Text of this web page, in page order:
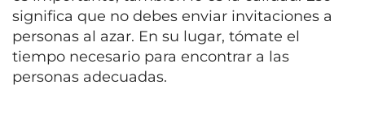
significa que no debes enviar invitaciones a
personas al azar. En su lugar, tómate el
tiempo necesario para encontrar a las
personas adecuadas.